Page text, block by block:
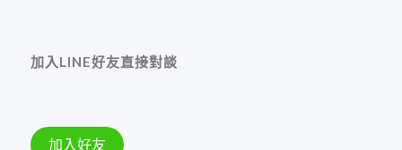
加入LINE好友直接對談
加入好友